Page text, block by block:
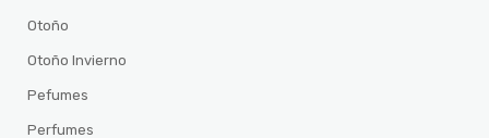
Otoño
Otoño Invierno
Pefumes
Perfumes